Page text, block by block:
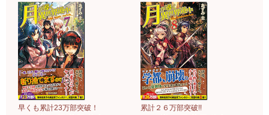
早くも累計23万部突破！ 累計２６万部突破!!